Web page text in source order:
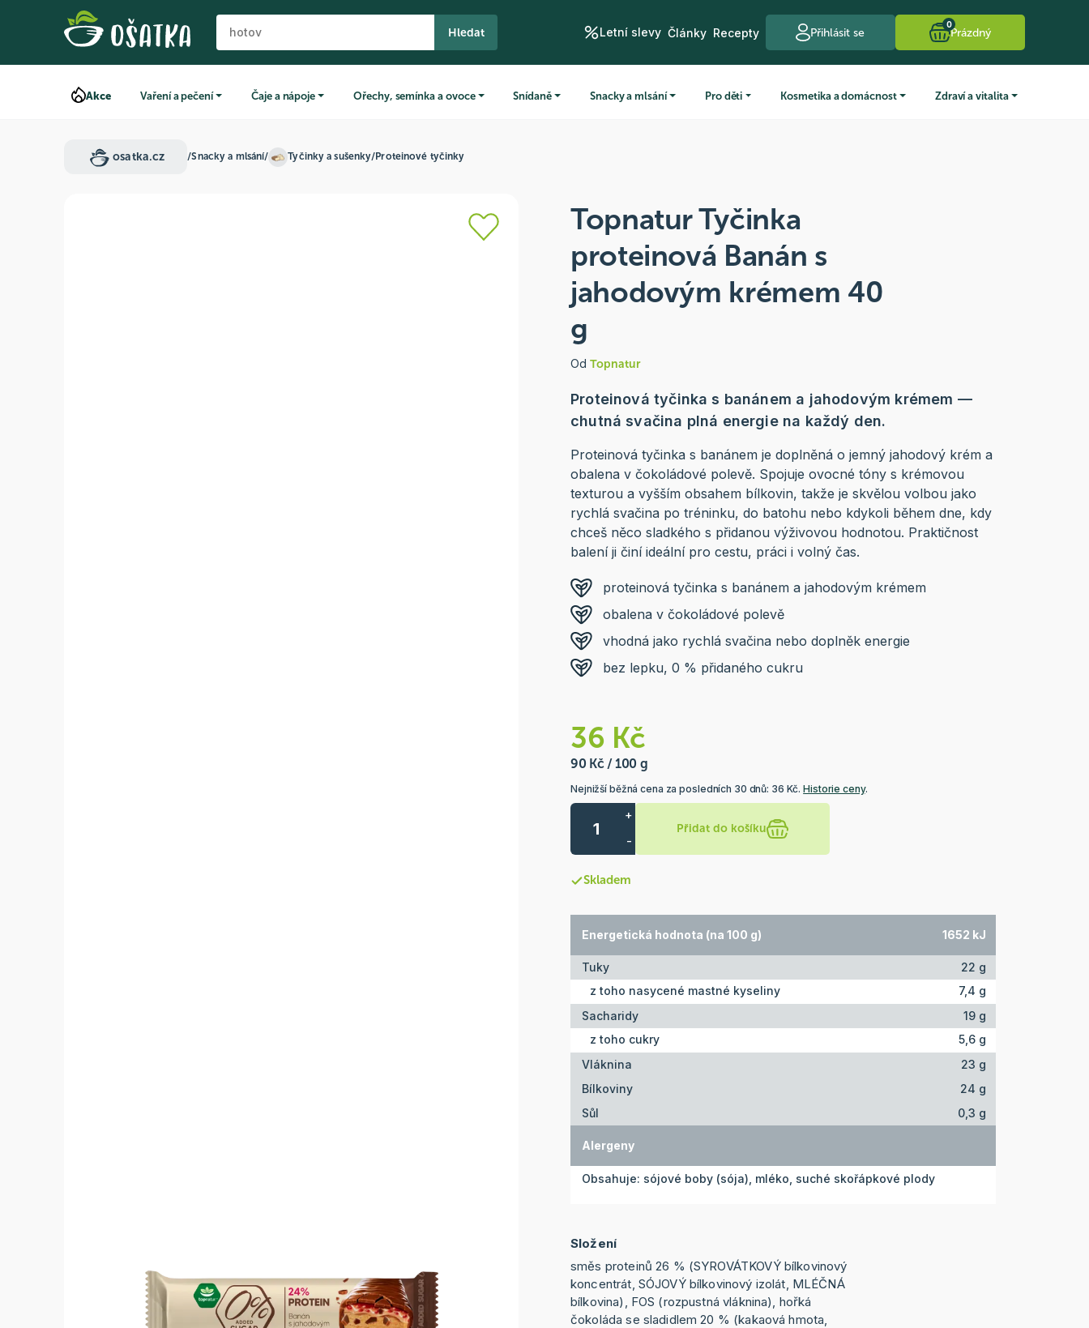
Hledat Letní slevy Články Recepty Přihlásit se
0
Prázdný
Akce Vaření a pečení Čaje a nápoje Ořechy, semínka a ovoce Snídaně Snacky a mlsání Pro děti Kosmetika a domácnost Zdraví a vitalita
osatka.cz /Snacky a mlsání/ Tyčinky a sušenky/Proteinové tyčinky
Topnatur Tyčinka
proteinová Banán s
jahodovým krémem 40
g
Od Topnatur
Proteinová tyčinka s banánem a jahodovým krémem —
chutná svačina plná energie na každý den.
Proteinová tyčinka s banánem je doplněná o jemný jahodový krém a
obalena v čokoládové polevě. Spojuje ovocné tóny s krémovou
texturou a vyšším obsahem bílkovin, takže je skvělou volbou jako
rychlá svačina po tréninku, do batohu nebo kdykoli během dne, kdy
chceš něco sladkého s přidanou výživovou hodnotou. Praktičnost
balení ji činí ideální pro cestu, práci i volný čas.
proteinová tyčinka s banánem a jahodovým krémem
obalena v čokoládové polevě
vhodná jako rychlá svačina nebo doplněk energie
bez lepku, 0 % přidaného cukru
36 Kč
90 Kč / 100 g
Nejnižší běžná cena za posledních 30 dnů: 36 Kč.Historie ceny.
+
-
Přidat do košíku
Skladem
Energetická hodnota (na 100 g) 1652 kJ
Tuky
22 g
z toho nasycené mastné kyseliny
7,4 g
Sacharidy
19 g
z toho cukry
5,6 g
Vláknina
23 g
Bílkoviny
24 g
Sůl
0,3 g
Alergeny
Obsahuje: sójové boby (sója), mléko, suché skořápkové plody
Složení
směs proteinů 26 % (SYROVÁTKOVÝ bílkovinový
koncentrát, SÓJOVÝ bílkovinový izolát, MLÉČNÁ
bílkovina), FOS (rozpustná vláknina), hořká
čokoláda se sladidlem 20 % (kakaová hmota,